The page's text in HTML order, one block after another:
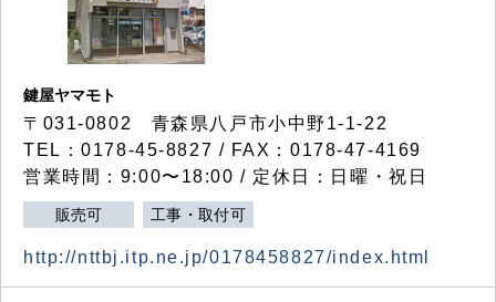
鍵屋ヤマモト
〒031-0802 青森県八戸市小中野1-1-22
TEL：0178-45-8827 / FAX：0178-47-4169
営業時間：9:00〜18:00 / 定休日：日曜・祝日
販売可 工事・取付可
http://nttbj.itp.ne.jp/0178458827/index.html